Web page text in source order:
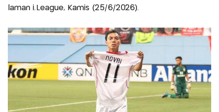
laman i.League, Kamis (25/6/2026).